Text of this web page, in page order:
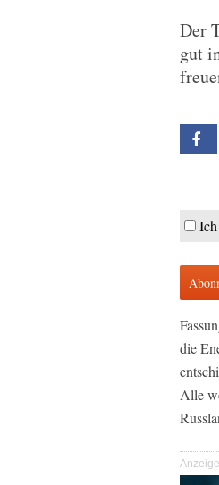
Der
gut
die
Alle
Anzeige